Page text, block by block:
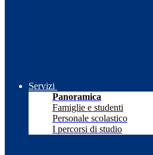
Servizi
Panoramica
Famiglie e studenti
Personale scolastico
I percorsi di studio